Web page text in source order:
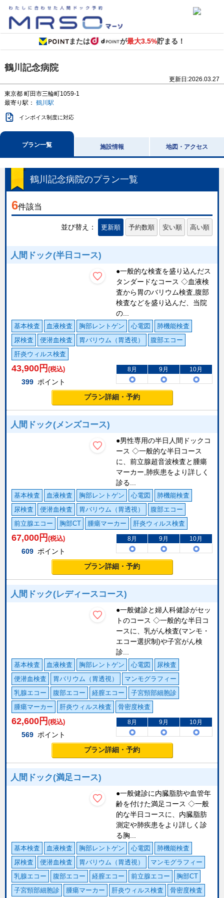
または が最大3.5%貯まる！
鶴川記念病院
更新日:2026.03.27
東京都 町田市三輪町1059-1
最寄り駅： 鶴川駅
インボイス制度に対応
プラン一覧 施設情報 地図・アクセス
鶴川記念病院のプラン一覧
6件該当
並び替え： 更新順 予約数順 安い順 高い順
人間ドック(半日コース)
●一般的な検査を盛り込んだス
タンダードなコース ◇血液検
査から胃のバリウム検査,腹部
検査などを盛り込んだ、当院
の...
基本検査 血液検査 胸部レントゲン 心電図
肺機能検査
尿検査
便潜血検査 胃バリウム（胃透視）
腹部エコー
肝炎ウィルス検査
43,900 円 (税込)
399 ポイント
8月 9月 10月
プラン詳細・予約
人間ドック(メンズコース)
●男性専用の半日人間ドックコ
ース ◇一般的な半日コース
に、前立腺超音波検査と腫瘍
マーカー,肺疾患をより詳しく
診る...
基本検査 血液検査 胸部レントゲン 心電図
肺機能検査
尿検査
便潜血検査 胃バリウム（胃透視）
腹部エコー
前立腺エコー
胸部CT 腫瘍マーカー 肝炎ウィルス検査
67,000 円 (税込)
609 ポイント
8月 9月 10月
プラン詳細・予約
人間ドック(レディースコース)
●一般健診と婦人科健診がセッ
トのコース ◇一般的な半日コ
ースに、乳がん検査(マンモ・
エコー選択制)や子宮がん検
診...
基本検査 血液検査 胸部レントゲン 心電図
尿検査
便潜血検査
胃バリウム（胃透視）
マンモグラフィー
乳腺エコー
腹部エコー 経膣エコー
子宮頸部細胞診
腫瘍マーカー
肝炎ウィルス検査 骨密度検査
62,600 円 (税込)
569 ポイント
8月 9月 10月
プラン詳細・予約
人間ドック(満足コース)
●一般健診に内臓脂肪や血管年
齢を付けた満足コース ◇一般
的な半日コースに、内臓脂肪
測定や肺疾患をより詳しく診
る胸...
基本検査 血液検査 胸部レントゲン 心電図
肺機能検査
尿検査
便潜血検査 胃バリウム（胃透視）
マンモグラフィー
乳腺エコー
腹部エコー 経膣エコー 前立腺エコー
胸部CT
子宮頸部細胞診
腫瘍マーカー 肝炎ウィルス検査 骨密度検査